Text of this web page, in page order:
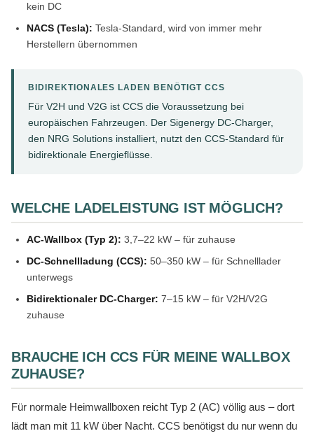
kein DC
NACS (Tesla): Tesla-Standard, wird von immer mehr
Herstellern übernommen
BIDIREKTIONALES LADEN BENÖTIGT CCS
Für V2H und V2G ist CCS die Voraussetzung bei
europäischen Fahrzeugen. Der Sigenergy DC-Charger,
den NRG Solutions installiert, nutzt den CCS-Standard für
bidirektionale Energieflüsse.
WELCHE LADELEISTUNG IST MÖGLICH?
AC-Wallbox (Typ 2): 3,7–22 kW – für zuhause
DC-Schnellladung (CCS): 50–350 kW – für Schnelllader
unterwegs
Bidirektionaler DC-Charger: 7–15 kW – für V2H/V2G
zuhause
BRAUCHE ICH CCS FÜR MEINE WALLBOX
ZUHAUSE?
Für normale Heimwallboxen reicht Typ 2 (AC) völlig aus – dort
lädt man mit 11 kW über Nacht. CCS benötigst du nur wenn du